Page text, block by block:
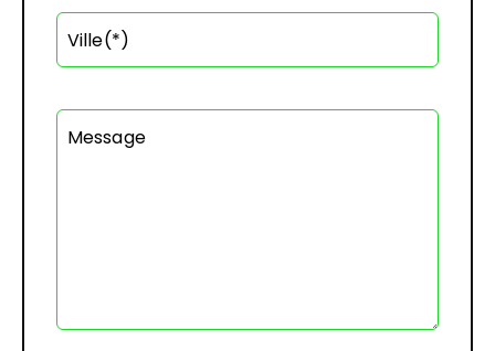
Ville(*)
Message